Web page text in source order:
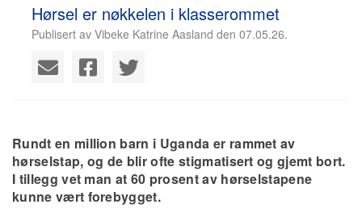
Hørsel er nøkkelen i klasserommet
Publisert av Vibeke Katrine Aasland den 07.05.26.
Rundt en million barn i Uganda er rammet av
hørselstap, og de blir ofte stigmatisert og gjemt bort.
I tillegg vet man at 60 prosent av hørselstapene
kunne vært forebygget.